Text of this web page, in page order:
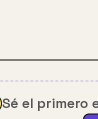
Sé el primero